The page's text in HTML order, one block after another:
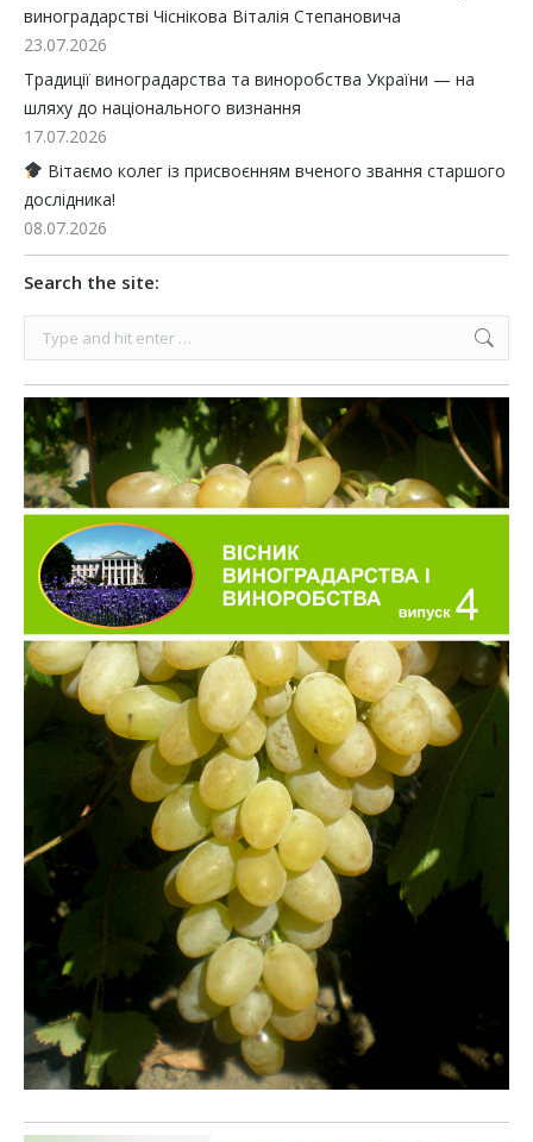
виноградарстві Чіснікова Віталія Степановича
23.07.2026
Традиції виноградарства та виноробства України — на
шляху до національного визнання
17.07.2026
Вітаємо колег із присвоєнням вченого звання старшого
дослідника!
08.07.2026
Search the site: